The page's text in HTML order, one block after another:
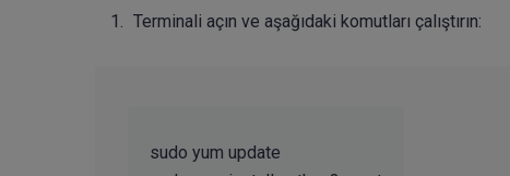
Terminali açın ve aşağıdaki komutları çalıştırın:
sudo yum update